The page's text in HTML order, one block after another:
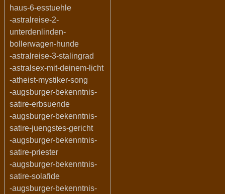
haus-6-esstuehle
-astralreise-2-
unterdenlinden-
bollerwagen-hunde
-astralreise-3-stalingrad
-astralsex-mit-deinem-licht
-atheist-mystiker-song
-augsburger-bekenntnis-
satire-erbsuende
-augsburger-bekenntnis-
satire-juengstes-gericht
-augsburger-bekenntnis-
satire-priester
-augsburger-bekenntnis-
satire-solafide
-augsburger-bekenntnis-